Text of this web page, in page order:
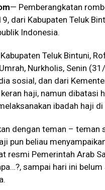
— Pemberangkatan
dari Kabupaten Teluk
Indonesia.
Teluk Bintuni,
Nurkholis, Senin
sosial, dan dari
haji, namun dibatasi
ibadah haji di
dengan teman –
pun beliau
resmi Pemerintah Arab
sampai hari ini